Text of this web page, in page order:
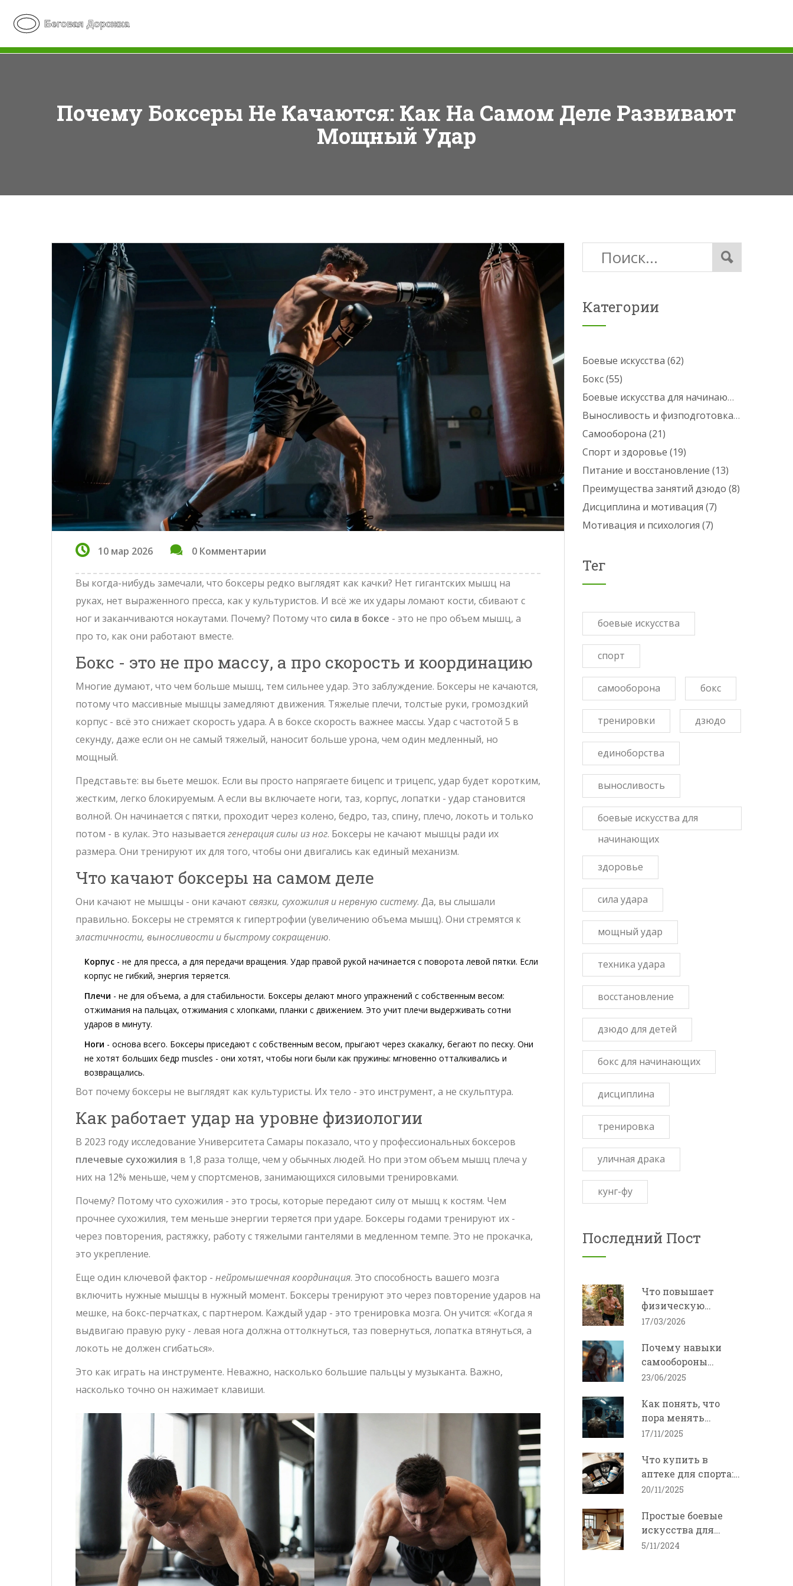
Почему Боксеры Не Качаются: Как На Самом Деле Развивают
Мощный Удар
10 мар 2026 0 Комментарии
Вы когда-нибудь замечали, что боксеры редко выглядят как качки? Нет гигантских мышц на
руках, нет выраженного пресса, как у культуристов. И всё же их удары ломают кости, сбивают с
ног и заканчиваются нокаутами. Почему? Потому что сила в боксе - это не про объем мышц, а
про то, как они работают вместе.
Бокс - это не про массу, а про скорость и координацию
Многие думают, что чем больше мышц, тем сильнее удар. Это заблуждение. Боксеры не качаются,
потому что массивные мышцы замедляют движения. Тяжелые плечи, толстые руки, громоздкий
корпус - всё это снижает скорость удара. А в боксе скорость важнее массы. Удар с частотой 5 в
секунду, даже если он не самый тяжелый, наносит больше урона, чем один медленный, но
мощный.
Представьте: вы бьете мешок. Если вы просто напрягаете бицепс и трицепс, удар будет коротким,
жестким, легко блокируемым. А если вы включаете ноги, таз, корпус, лопатки - удар становится
волной. Он начинается с пятки, проходит через колено, бедро, таз, спину, плечо, локоть и только
потом - в кулак. Это называется генерация силы из ног. Боксеры не качают мышцы ради их
размера. Они тренируют их для того, чтобы они двигались как единый механизм.
Что качают боксеры на самом деле
Они качают не мышцы - они качают связки, сухожилия и нервную систему. Да, вы слышали
правильно. Боксеры не стремятся к гипертрофии (увеличению объема мышц). Они стремятся к
эластичности, выносливости и быстрому сокращению.
Корпус - не для пресса, а для передачи вращения. Удар правой рукой начинается с поворота левой пятки. Если
корпус не гибкий, энергия теряется.
Плечи - не для объема, а для стабильности. Боксеры делают много упражнений с собственным весом:
отжимания на пальцах, отжимания с хлопками, планки с движением. Это учит плечи выдерживать сотни
ударов в минуту.
Ноги - основа всего. Боксеры приседают с собственным весом, прыгают через скакалку, бегают по песку. Они
не хотят больших бедр muscles - они хотят, чтобы ноги были как пружины: мгновенно отталкивались и
возвращались.
Вот почему боксеры не выглядят как культуристы. Их тело - это инструмент, а не скульптура.
Как работает удар на уровне физиологии
В 2023 году исследование Университета Самары показало, что у профессиональных боксеров
плечевые сухожилия в 1,8 раза толще, чем у обычных людей. Но при этом объем мышц плеча у
них на 12% меньше, чем у спортсменов, занимающихся силовыми тренировками.
Почему? Потому что сухожилия - это тросы, которые передают силу от мышц к костям. Чем
прочнее сухожилия, тем меньше энергии теряется при ударе. Боксеры годами тренируют их -
через повторения, растяжку, работу с тяжелыми гантелями в медленном темпе. Это не прокачка,
это укрепление.
Еще один ключевой фактор - нейромышечная координация. Это способность вашего мозга
включить нужные мышцы в нужный момент. Боксеры тренируют это через повторение ударов на
мешке, на бокс-перчатках, с партнером. Каждый удар - это тренировка мозга. Он учится: «Когда я
выдвигаю правую руку - левая нога должна оттолкнуться, таз повернуться, лопатка втянуться, а
локоть не должен сгибаться».
Это как играть на инструменте. Неважно, насколько большие пальцы у музыканта. Важно,
насколько точно он нажимает клавиши.
Категории
Боевые искусства (62)
Бокс(55)
Боевые искусства для начинающих
Выносливость и физподготовка(24)
Самооборона (21)
Спорт и здоровье (19)
Питание и восстановление (13)
Преимущества занятий дзюдо (8)
Дисциплина и мотивация (7)
Мотивация и психология (7)
Тег
боевые искусства
спорт
самооборона бокс
тренировки дзюдо
единоборства
выносливость
боевые искусства для
начинающих
здоровье
сила удара
мощный удар
техника удара
восстановление
дзюдо для детей
бокс для начинающих
дисциплина
тренировка
уличная драка
кунг-фу
Последний Пост
Что повышает
физическую
выносливость:
подтвержденные
способы
17/03/2026
Почему навыки
самообороны
важны для каждой
современный
взгляд
23/06/2025
Как понять, что
пора менять
тренера по боксу
17/11/2025
Что купить в
аптеке для спорта:
реальные
выносливости и
восстановления
20/11/2025
Простые боевые
искусства для
начинающих: что
5/11/2024